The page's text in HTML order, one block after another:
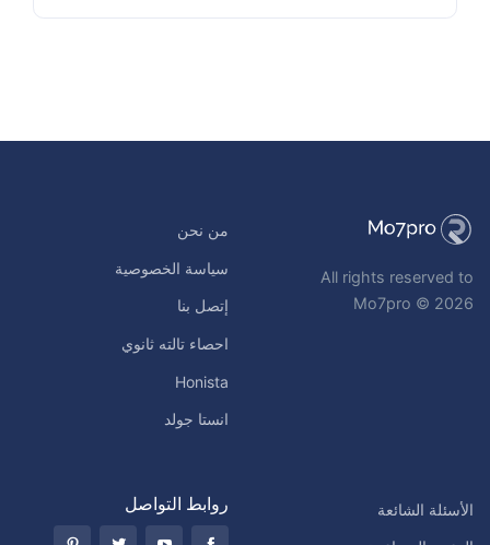
All rights reserved to
Mo7pro © 2026
من نحن
سياسة الخصوصية
إتصل بنا
احصاء تالته ثانوي
Honista
انستا جولد
الأسئلة الشائعة روابط التواصل